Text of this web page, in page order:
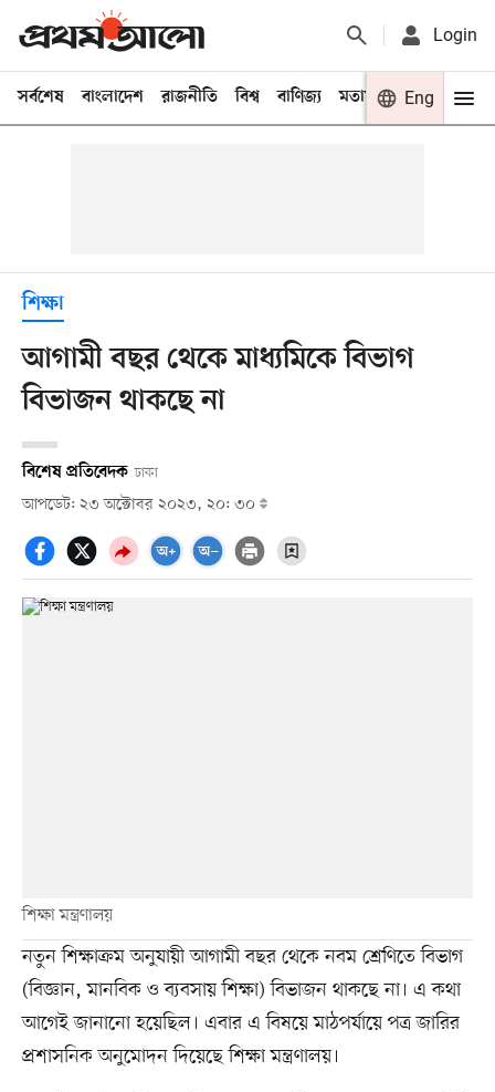
Login
সর্বশেষ বাংলাদেশ রাজনীতি বিশ্ব বাণিজ্য মতামত খেলা
Eng
শিক্ষা
আগামী বছর থেকে মাধ্যমিকে বিভাগ
বিভাজন থাকছে না
বিশেষ প্রতিবেদক ঢাকা
আপডেট: ২৩ অক্টোবর ২০২৩, ২০: ৩০
শিক্ষা মন্ত্রণালয়
নতুন শিক্ষাক্রম অনুযায়ী আগামী বছর থেকে নবম শ্রেণিতে বিভাগ
(বিজ্ঞান, মানবিক ও ব্যবসায় শিক্ষা) বিভাজন থাকছে না। এ কথা
আগেই জানানো হয়েছিল। এবার এ বিষয়ে মাঠপর্যায়ে পত্র জারির
প্রশাসনিক অনুমোদন দিয়েছে শিক্ষা মন্ত্রণালয়।